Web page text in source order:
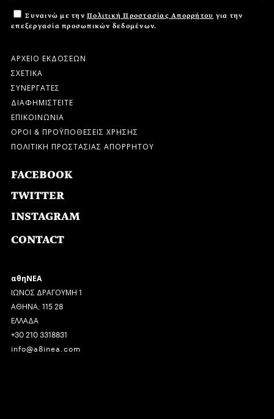
Συναινώ με την Πολιτική Προστασίας Απορρήτου για την
επεξεργασία προσωπικών δεδομένων.
ΑΡΧΕΙΟ ΕΚΔΟΣΕΩΝ
ΣΧΕΤΙΚΑ
ΣΥΝΕΡΓΑΤΕΣ
ΔΙΑΦΗΜΙΣΤΕΙΤΕ
ΕΠΙΚΟΙΝΩΝΙΑ
ΟΡΟΙ & ΠΡΟΫΠΟΘΕΣΕΙΣ ΧΡΗΣΗΣ
ΠΟΛΙΤΙΚΗ ΠΡΟΣΤΑΣΙΑΣ ΑΠΟΡΡΗΤΟΥ
FACEBOOK
TWITTER
INSTAGRAM
CONTACT
αθηΝΕΑ
ΙΩΝΟΣ ΔΡΑΓΟΥΜΗ 1
ΑΘΗΝΑ, 115 28
ΕΛΛΑΔΑ
+30 210 3318831
info@a8inea.com